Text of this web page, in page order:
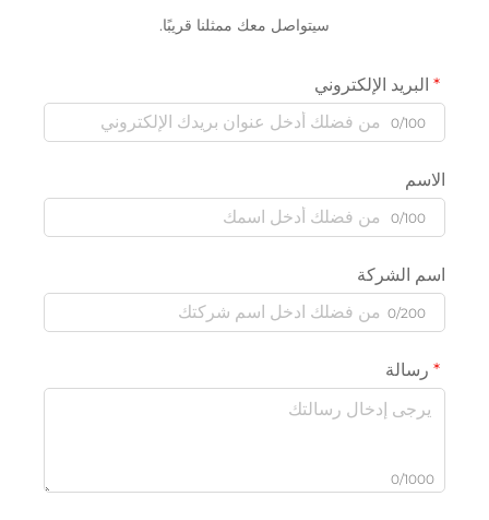
سيتواصل معك ممثلنا قريبًا.
البريد الإلكتروني
0/100
الاسم
0/100
اسم الشركة
0/200
رسالة
0/1000